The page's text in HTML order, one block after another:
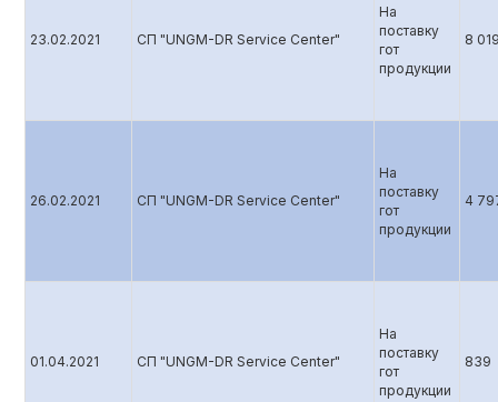
23.02.2021 СП "UNGM-DR Service Center"
На
поставку
гот
продукции
8
26.02.2021 СП "UNGM-DR Service Center"
На
поставку
гот
продукции
4
01.04.2021 СП "UNGM-DR Service Center"
На
поставку
гот
продукции
839